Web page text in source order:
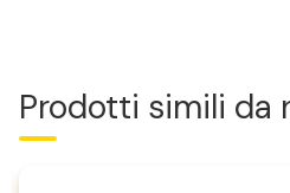
Prodotti simili da